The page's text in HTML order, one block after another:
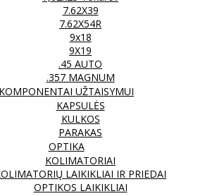
7.62X39
7.62X54R
9x18
9X19
.45 AUTO
.357 MAGNUM
KOMPONENTAI UŽTAISYMUI
KAPSULĖS
KULKOS
PARAKAS
OPTIKA
KOLIMATORIAI
LAIKIKLIAI IR PRIEDAI
OPTIKOS LAIKIKLIAI